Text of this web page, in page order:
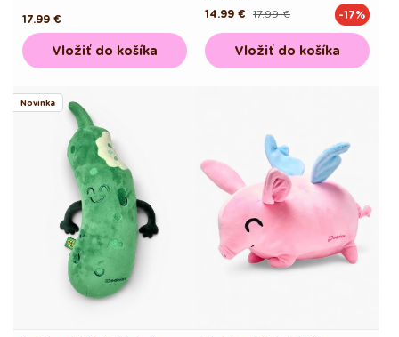
Pôvodná
cena
17.99 €
Vložiť do košíka
Pôvodná17.99 €
Akciová
14.99 € -17%
Vložiť do košíka
Novinka